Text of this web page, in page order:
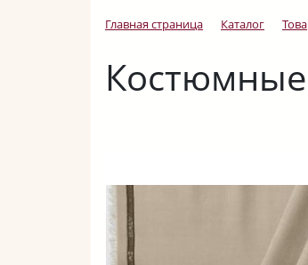
Главная страница Каталог
Костюмные